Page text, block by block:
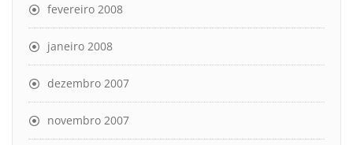
fevereiro 2008
janeiro 2008
dezembro 2007
novembro 2007